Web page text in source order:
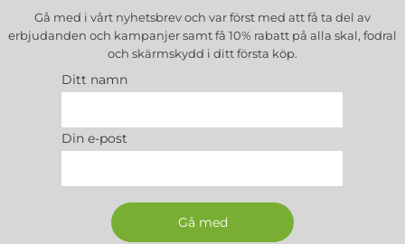
Gå med i vårt nyhetsbrev och var först med att få ta del av
erbjudanden och kampanjer samt få 10% rabatt på alla skal, fodral
och skärmskydd i ditt första köp.
Ditt namn
Din e-post